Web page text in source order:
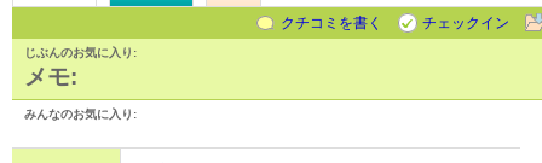
クチコミを書く
チェックイン
じぶんのお気に入り:
メモ:
みんなのお気に入り: